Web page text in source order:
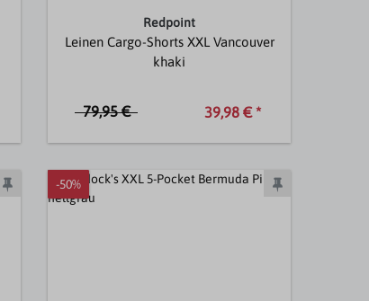
Redpoint
Leinen Cargo-Shorts XXL Vancouver
khaki
79,95 € 39,98 € *
-50%